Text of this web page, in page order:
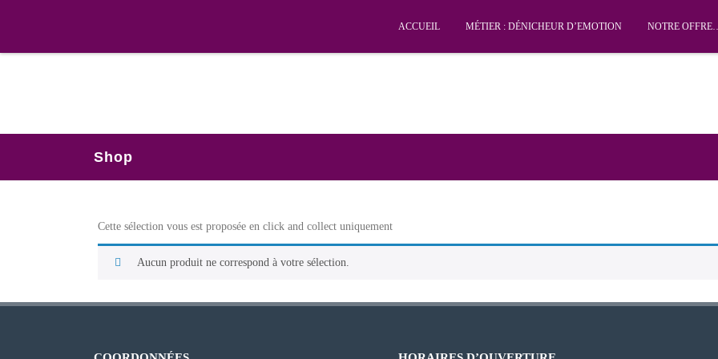
ACCUEIL MÉTIER : DÉNICHEUR D’EMOTION NOTRE
Shop
Cette sélection vous est proposée en click and collect uniquement
Aucun produit ne correspond à votre sélection.